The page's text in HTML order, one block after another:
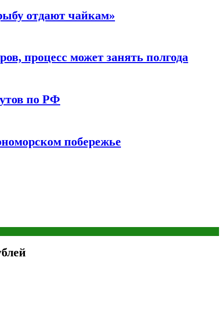
отдают чайкам»
процесс может занять полгода
по РФ
побережье